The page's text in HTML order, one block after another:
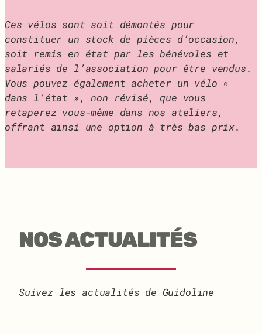
Ces vélos sont soit démontés pour
constituer un stock de pièces d’occasion,
soit remis en état par les bénévoles et
salariés de l’association pour être vendus.
Vous pouvez également acheter un vélo «
dans l’état », non révisé, que vous
retaperez vous-même dans nos ateliers,
offrant ainsi une option à très bas prix.
NOS ACTUALITÉS
Suivez les actualités de Guidoline